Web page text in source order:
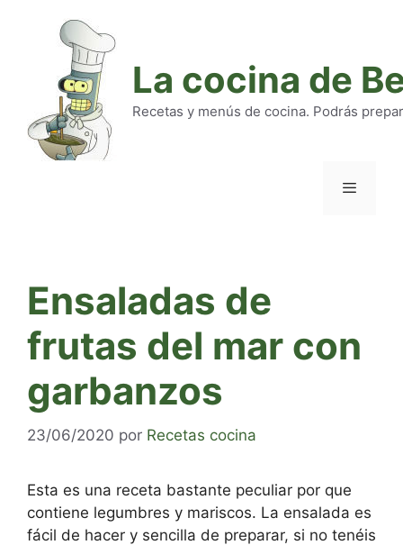
La cocina de
Recetas y menús de cocina. Podrás
Ensaladas de
frutas del mar con
garbanzos
23/06/2020 por Recetas cocina
Esta es una receta bastante peculiar por que
contiene legumbres y mariscos. La ensalada es
fácil de hacer y sencilla de preparar, si no tenéis